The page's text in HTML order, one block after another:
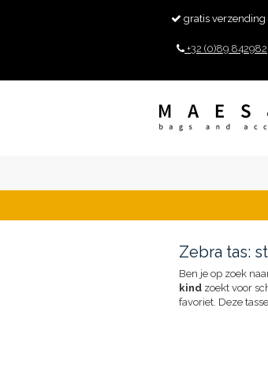
gratis
+32 (0)89 842982
Zebra tas:
Ben je op zoek
kind zoekt voor
favoriet. Deze